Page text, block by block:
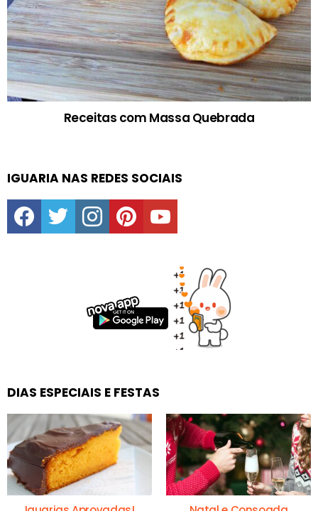
Receitas com Massa Quebrada
IGUARIA NAS REDES SOCIAIS
facebooktwitter instagrampinterestyoutube
DIAS ESPECIAIS E FESTAS